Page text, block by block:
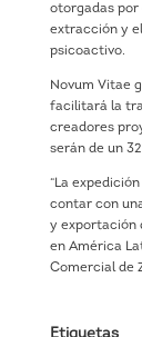
otorgadas por
extracción y
psicoactivo.
Novum Vitae
facilitará la
creadores
serán de un
“La
contar con
y exportación
en América
Comercial de